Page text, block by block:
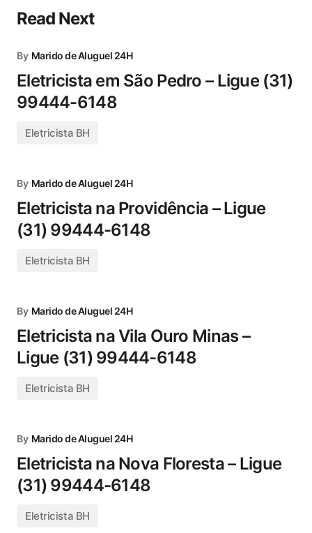
Read Next
By Marido de Aluguel 24H
Eletricista em São Pedro – Ligue (31)
99444-6148
Eletricista BH
By Marido de Aluguel 24H
Eletricista na Providência – Ligue
(31) 99444-6148
Eletricista BH
By Marido de Aluguel 24H
Eletricista na Vila Ouro Minas –
Ligue (31) 99444-6148
Eletricista BH
By Marido de Aluguel 24H
Eletricista na Nova Floresta – Ligue
(31) 99444-6148
Eletricista BH